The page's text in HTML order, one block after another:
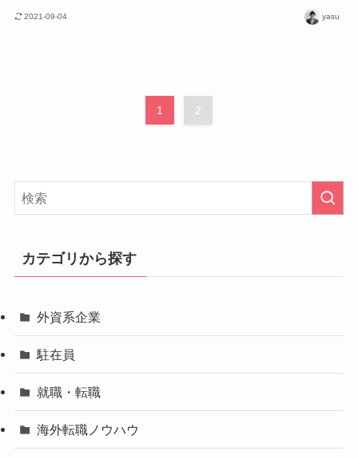
2021-09-04 yasu
1 2
カテゴリから探す
外資系企業
駐在員
就職・転職
海外転職ノウハウ